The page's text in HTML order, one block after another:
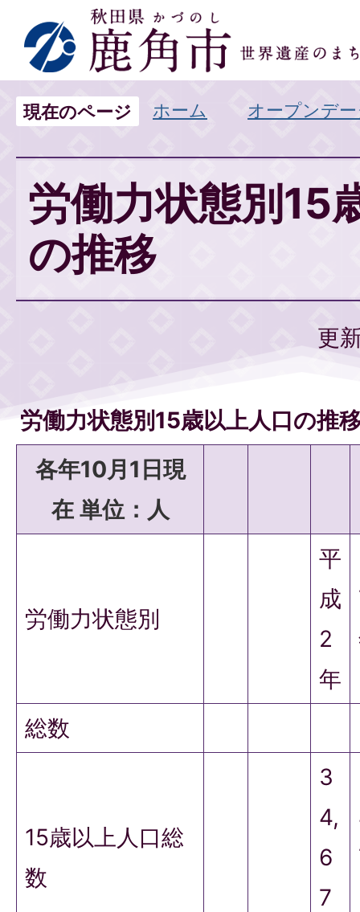
現在のページ ホーム オープンデ
労働力状態別15
の推移
更
労働力状態別15歳以上人口の推
各年10月1日現
在 単位：人
労働力状態別
平
成
2
年
総数
15歳以上人口総
数
3
4,
6
7